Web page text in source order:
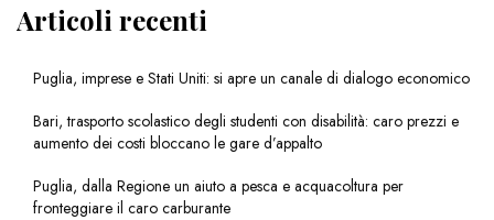
Articoli recenti
Puglia, imprese e Stati Uniti: si apre un canale di dialogo economico
Bari, trasporto scolastico degli studenti con disabilità: caro prezzi e
aumento dei costi bloccano le gare d’appalto
Puglia, dalla Regione un aiuto a pesca e acquacoltura per
fronteggiare il caro carburante